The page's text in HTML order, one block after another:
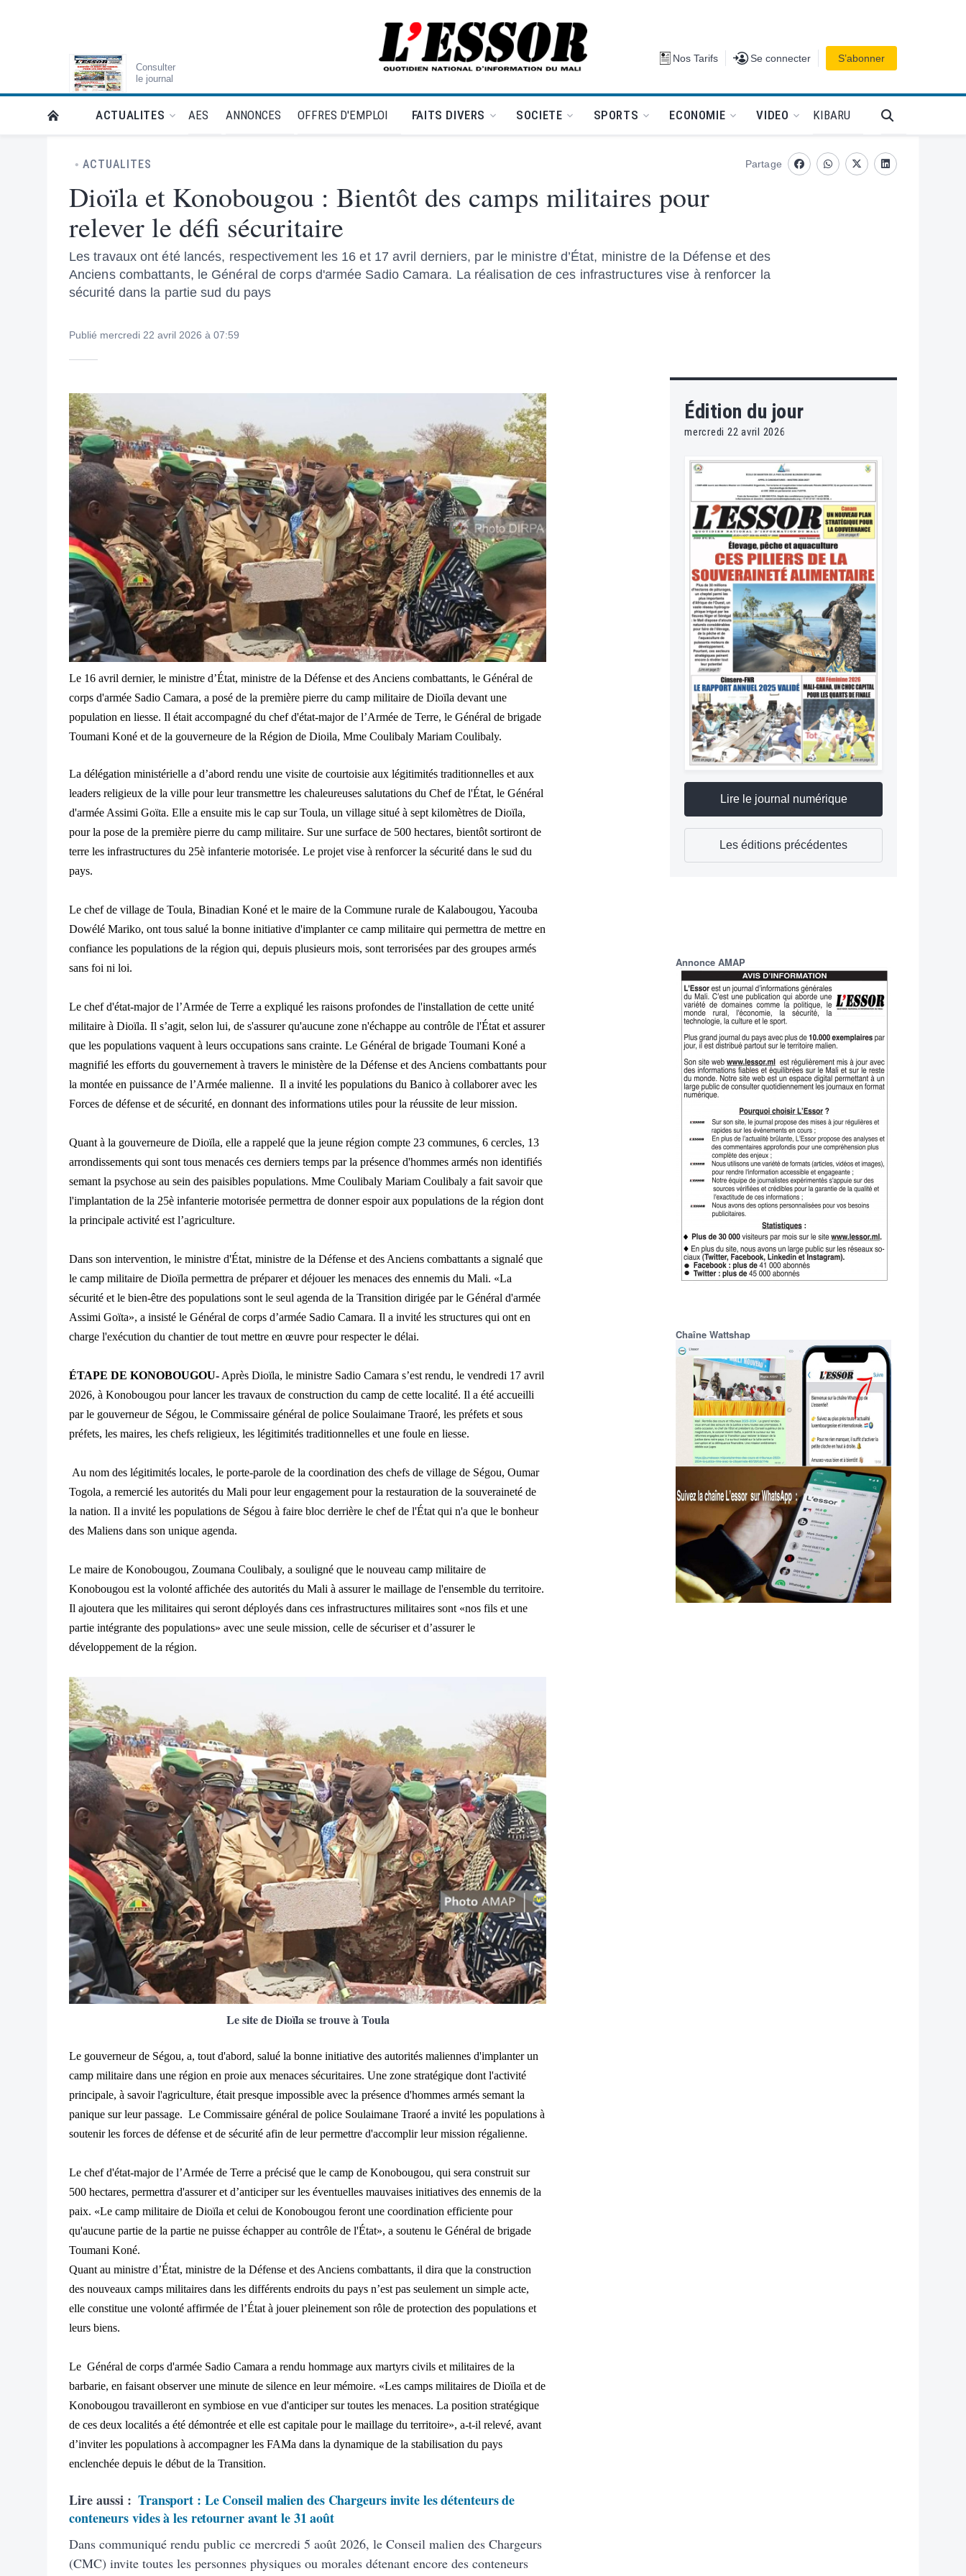
Consulter
le journal
L'Essor - retour à la une Nos Tarifs Se connecter
Se connecter S’abonner
RETOUR À LA PAGE D’ACCUEIL DE L'ESSOR
ACTUALITES AES ANNONCES OFFRES D'EMPLOI FAITS DIVERS SOCIETE SPORTS ECONOMIE VIDEO KIBARU
ACTUALITES
Dioïla et Konobougou : Bientôt des camps militaires pour
relever le défi sécuritaire
Les travaux ont été lancés, respectivement les 16 et 17 avril derniers, par le ministre d’État, ministre de la Défense et des
Anciens combattants, le Général de corps d'armée Sadio Camara. La réalisation de ces infrastructures vise à renforcer la
sécurité dans la partie sud du pays
Publié mercredi 22 avril 2026 à 07:59
Partage
FacebookwhatsappTwitterLinkedin
Le 16 avril dernier, le ministre d’État, ministre de la Défense et des Anciens combattants, le Général de
corps d'armée Sadio Camara, a posé de la première pierre du camp militaire de Dioïla devant une
population en liesse. Il était accompagné du chef d'état-major de l’Armée de Terre, le Général de brigade
Toumani Koné et de la gouverneure de la Région de Dioila, Mme Coulibaly Mariam Coulibaly.
La délégation ministérielle a d’abord rendu une visite de courtoisie aux légitimités traditionnelles et aux
leaders religieux de la ville pour leur transmettre les chaleureuses salutations du Chef de l'État, le Général
d'armée Assimi Goïta. Elle a ensuite mis le cap sur Toula, un village situé à sept kilomètres de Dioïla,
pour la pose de la première pierre du camp militaire. Sur une surface de 500 hectares, bientôt sortiront de
terre les infrastructures du 25è infanterie motorisée. Le projet vise à renforcer la sécurité dans le sud du
pays.
Le chef de village de Toula, Binadian Koné et le maire de la Commune rurale de Kalabougou, Yacouba
Dowélé Mariko, ont tous salué la bonne initiative d'implanter ce camp militaire qui permettra de mettre en
confiance les populations de la région qui, depuis plusieurs mois, sont terrorisées par des groupes armés
sans foi ni loi.
Le chef d'état-major de l’Armée de Terre a expliqué les raisons profondes de l'installation de cette unité
militaire à Dioïla. Il s’agit, selon lui, de s'assurer qu'aucune zone n'échappe au contrôle de l'État et assurer
que les populations vaquent à leurs occupations sans crainte. Le Général de brigade Toumani Koné a
magnifié les efforts du gouvernement à travers le ministère de la Défense et des Anciens combattants pour
la montée en puissance de l’Armée malienne. Il a invité les populations du Banico à collaborer avec les
Forces de défense et de sécurité, en donnant des informations utiles pour la réussite de leur mission.
Quant à la gouverneure de Dioïla, elle a rappelé que la jeune région compte 23 communes, 6 cercles, 13
arrondissements qui sont tous menacés ces derniers temps par la présence d'hommes armés non identifiés
semant la psychose au sein des paisibles populations. Mme Coulibaly Mariam Coulibaly a fait savoir que
l'implantation de la 25è infanterie motorisée permettra de donner espoir aux populations de la région dont
la principale activité est l’agriculture.
Dans son intervention, le ministre d'État, ministre de la Défense et des Anciens combattants a signalé que
le camp militaire de Dioïla permettra de préparer et déjouer les menaces des ennemis du Mali. «La
sécurité et le bien-être des populations sont le seul agenda de la Transition dirigée par le Général d'armée
Assimi Goïta», a insisté le Général de corps d’armée Sadio Camara. Il a invité les structures qui ont en
charge l'exécution du chantier de tout mettre en œuvre pour respecter le délai.
ÉTAPE DE KONOBOUGOU- Après Dioïla, le ministre Sadio Camara s’est rendu, le vendredi 17 avril
2026, à Konobougou pour lancer les travaux de construction du camp de cette localité. Il a été accueilli
par le gouverneur de Ségou, le Commissaire général de police Soulaimane Traoré, les préfets et sous
préfets, les maires, les chefs religieux, les légitimités traditionnelles et une foule en liesse.
Au nom des légitimités locales, le porte-parole de la coordination des chefs de village de Ségou, Oumar
Togola, a remercié les autorités du Mali pour leur engagement pour la restauration de la souveraineté de
la nation. Il a invité les populations de Ségou à faire bloc derrière le chef de l'État qui n'a que le bonheur
des Maliens dans son unique agenda.
Le maire de Konobougou, Zoumana Coulibaly, a souligné que le nouveau camp militaire de
Konobougou est la volonté affichée des autorités du Mali à assurer le maillage de l'ensemble du territoire.
Il ajoutera que les militaires qui seront déployés dans ces infrastructures militaires sont «nos fils et une
partie intégrante des populations» avec une seule mission, celle de sécuriser et d’assurer le
développement de la région.
Le site de Dioïla se trouve à Toula
Le gouverneur de Ségou, a, tout d'abord, salué la bonne initiative des autorités maliennes d'implanter un
camp militaire dans une région en proie aux menaces sécuritaires. Une zone stratégique dont l'activité
principale, à savoir l'agriculture, était presque impossible avec la présence d'hommes armés semant la
panique sur leur passage. Le Commissaire général de police Soulaimane Traoré a invité les populations à
soutenir les forces de défense et de sécurité afin de leur permettre d'accomplir leur mission régalienne.
Le chef d'état-major de l’Armée de Terre a précisé que le camp de Konobougou, qui sera construit sur
500 hectares, permettra d'assurer et d’anticiper sur les éventuelles mauvaises initiatives des ennemis de la
paix. «Le camp militaire de Dioïla et celui de Konobougou feront une coordination efficiente pour
qu'aucune partie de la partie ne puisse échapper au contrôle de l'État», a soutenu le Général de brigade
Toumani Koné.
Quant au ministre d’État, ministre de la Défense et des Anciens combattants, il dira que la construction
des nouveaux camps militaires dans les différents endroits du pays n’est pas seulement un simple acte,
elle constitue une volonté affirmée de l’État à jouer pleinement son rôle de protection des populations et
leurs biens.
Le Général de corps d'armée Sadio Camara a rendu hommage aux martyrs civils et militaires de la
barbarie, en faisant observer une minute de silence en leur mémoire. «Les camps militaires de Dioïla et de
Konobougou travailleront en symbiose en vue d'anticiper sur toutes les menaces. La position stratégique
de ces deux localités a été démontrée et elle est capitale pour le maillage du territoire», a-t-il relevé, avant
d’inviter les populations à accompagner les FAMa dans la dynamique de la stabilisation du pays
enclenchée depuis le début de la Transition.
Lire aussi : Transport : Le Conseil malien des Chargeurs invite les détenteurs de
conteneurs vides à les retourner avant le 31 août
Dans communiqué rendu public ce mercredi 5 août 2026, le Conseil malien des Chargeurs
(CMC) invite toutes les personnes physiques ou morales détenant encore des conteneurs
Édition du jour
mercredi 22 avril 2026
Lire le journal numérique
Les éditions précédentes
Annonce AMAP
Chaîne Wattshap